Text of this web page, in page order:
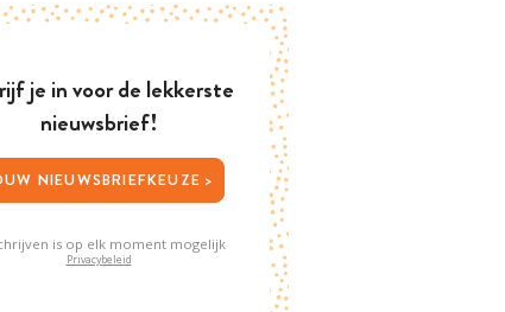
je in voor de lekkerste
nieuwsbrief!
JOUW NIEUWSBRIEFKEUZE >
is op elk moment mogelijk
Privacybeleid